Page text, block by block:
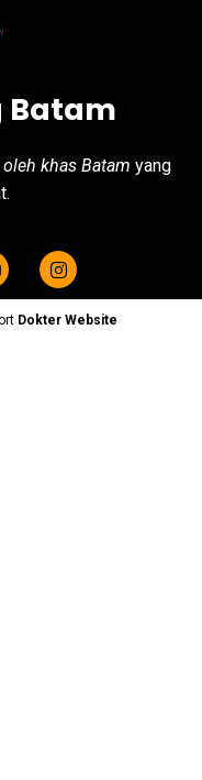
Batam
oleh khas Batam yang
Dokter Website